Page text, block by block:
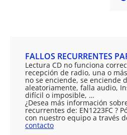
FALLOS RECURRENTES
Lectura CD no funciona
recepción de radio, una o
no se enciende, se enciende
aleatoriamente, falla audio,
difícil o imposible, …
¿Desea más información
recurrentes de: EN1223FC ?
con nuestro equipo a través
contacto